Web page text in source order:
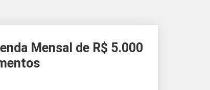
Mensal de R$ 5.000